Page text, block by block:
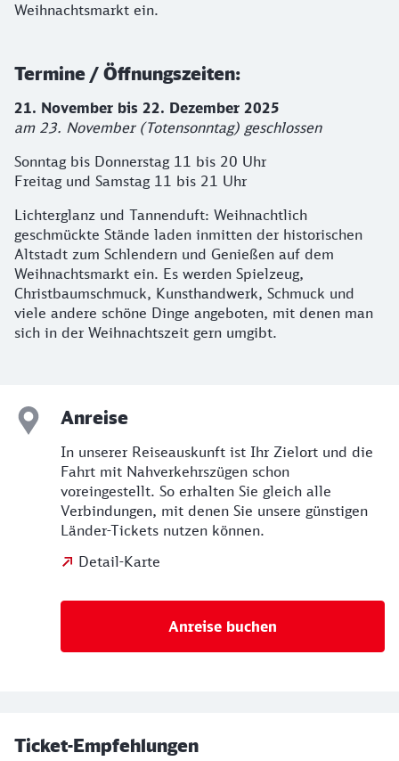
Weihnachtsmarkt ein.
Termine / Öffnungszeiten:
21. November bis 22. Dezember 2025
am 23. November (Totensonntag) geschlossen
Sonntag bis Donnerstag 11 bis 20 Uhr
Freitag und Samstag 11 bis 21 Uhr
Lichterglanz und Tannenduft: Weihnachtlich
geschmückte Stände laden inmitten der historischen
Altstadt zum Schlendern und Genießen auf dem
Weihnachtsmarkt ein. Es werden Spielzeug,
Christbaumschmuck, Kunsthandwerk, Schmuck und
viele andere schöne Dinge angeboten, mit denen man
sich in der Weihnachtszeit gern umgibt.
Anreise
In unserer Reiseauskunft ist Ihr Zielort und die
Fahrt mit Nahverkehrszügen schon
voreingestellt. So erhalten Sie gleich alle
Verbindungen, mit denen Sie unsere günstigen
Länder-Tickets nutzen können.
Detail-Karte
Anreise buchen
Ticket-Empfehlungen